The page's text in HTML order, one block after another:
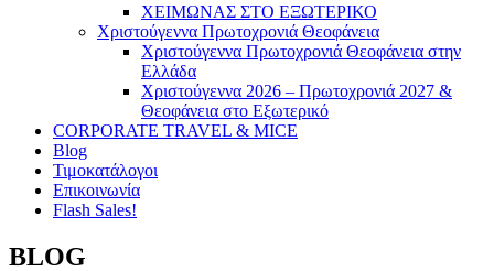
ΧΕΙΜΩΝΑΣ ΣΤΟ ΕΞΩΤΕΡΙΚΟ
Χριστούγεννα Πρωτοχρονιά Θεοφάνεια
Χριστούγεννα Πρωτοχρονιά Θεοφάνεια στην
Ελλάδα
Χριστούγεννα 2026 – Πρωτοχρονιά 2027 &
Θεοφάνεια στο Εξωτερικό
CORPORATE TRAVEL & MICE
Blog
Τιμοκατάλογοι
Επικοινωνία
Flash Sales!
BLOG